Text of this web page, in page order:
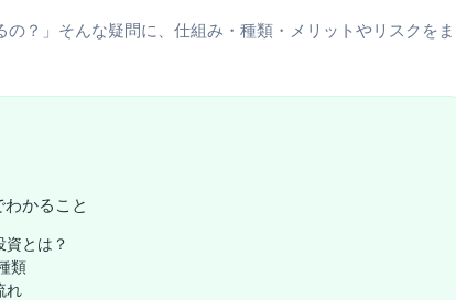
？」そんな疑問に、仕組み・種類・メリットやリスクをま
わかること
資とは？
類
れ